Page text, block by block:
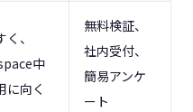
、
中
に向く
無料検証、
社内受付、
簡易アンケ
ート